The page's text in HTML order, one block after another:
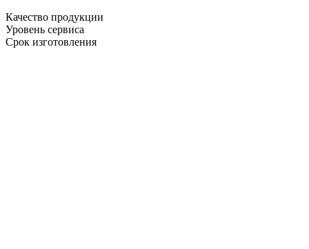
Качество продукции
Уровень сервиса
Срок изготовления